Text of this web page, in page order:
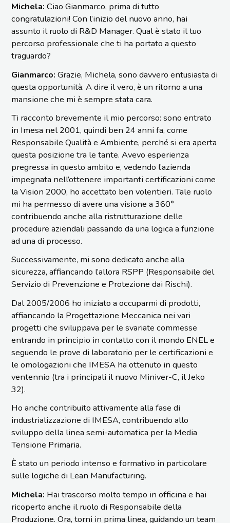
Michela:Ciao Gianmarco, prima di tutto
congratulazioni! Con l’inizio del nuovo anno, hai
assunto il ruolo di R&D Manager. Qual è stato il tuo
percorso professionale che ti ha portato a questo
traguardo?
Gianmarco:Grazie, Michela, sono davvero entusiasta di
questa opportunità. A dire il vero, è un ritorno a una
mansione che mi è sempre stata cara.
Ti racconto brevemente il mio percorso: sono entrato
in Imesa nel 2001, quindi ben 24 anni fa, come
Responsabile Qualità e Ambiente, perché si era aperta
questa posizione tra le tante. Avevo esperienza
pregressa in questo ambito e, vedendo l’azienda
impegnata nell’ottenere importanti certificazioni come
la Vision 2000, ho accettato ben volentieri. Tale ruolo
mi ha permesso di avere una visione a 360°
contribuendo anche alla ristrutturazione delle
procedure aziendali passando da una logica a funzione
ad una di processo.
Successivamente, mi sono dedicato anche alla
sicurezza, affiancando l’allora RSPP (Responsabile del
Servizio di Prevenzione e Protezione dai Rischi).
Dal 2005/2006 ho iniziato a occuparmi di prodotti,
affiancando la Progettazione Meccanica nei vari
progetti che sviluppava per le svariate commesse
entrando in principio in contatto con il mondo ENEL e
seguendo le prove di laboratorio per le certificazioni e
le omologazioni che IMESA ha ottenuto in questo
ventennio (tra i principali il nuovo Miniver-C, il Jeko
32).
Ho anche contribuito attivamente alla fase di
industrializzazione di IMESA, contribuendo allo
sviluppo della linea semi-automatica per la Media
Tensione Primaria.
È stato un periodo intenso e formativo in particolare
sulle logiche di Lean Manufacturing.
Michela: Hai trascorso molto tempo in officina e hai
ricoperto anche il ruolo di Responsabile della
Produzione. Ora, torni in prima linea, guidando un team